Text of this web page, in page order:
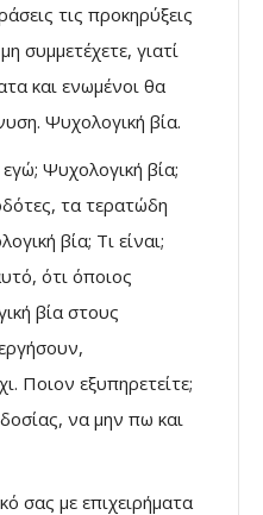
τις προκηρύξεις
συμμετέχετε, γιατί
και ενωμένοι θα
Ψυχολογική βία.
Ψυχολογική βία;
τα τερατώδη
βία; Τι είναι;
ότι όποιος
βία στους
Ποιον εξυπηρετείτε;
να μην πω και
σας με επιχειρήματα